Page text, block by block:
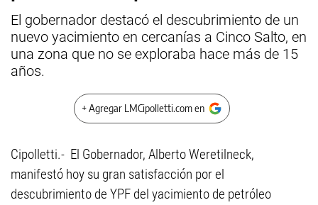
El gobernador destacó el descubrimiento de un
nuevo yacimiento en cercanías a Cinco Salto, en
una zona que no se exploraba hace más de 15
años.
+ Agregar LMCipolletti.com en
Cipolletti.- El Gobernador, Alberto Weretilneck,
manifestó hoy su gran satisfacción por el
descubrimiento de YPF del yacimiento de petróleo